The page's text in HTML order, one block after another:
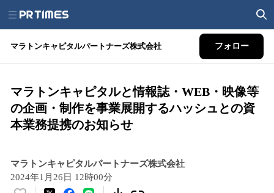
マラトンキャピタルパートナーズ株式会社 フォロー
マラトンキャピタルと情報誌・WEB・映像等
の企画・制作を事業展開するハッシュとの資
本業務提携のお知らせ
マラトンキャピタルパートナーズ株式会社
2024年1月26日 12時00分